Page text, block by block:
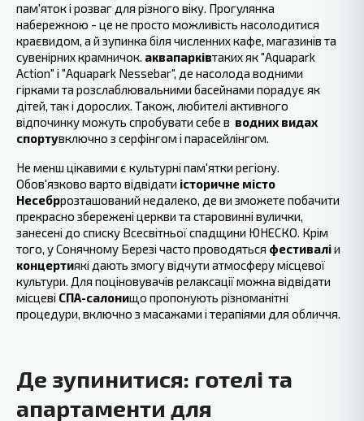
пам'яток і розваг для різного віку. Прогулянка
набережною - це не просто можливість насолодитися
краєвидом, а й зупинка біля численних кафе, магазинів та
сувенірних крамничок. аквапарківтаких як "Aquapark
Action" і "Aquapark Nessebar", де насолода водними
гірками та розслаблювальними басейнами порадує як
дітей, так і дорослих. Також, любителі активного
відпочинку можуть спробувати себе в ‍ водних видах
спортувключно з серфінгом і парасейлінгом.
Не менш цікавими є культурні пам'ятки регіону.
Обов'язково варто відвідати історичне місто
Несебррозташований недалеко, де ви зможете побачити
прекрасно збережені церкви та старовинні вулички,
занесені до списку Всесвітньої спадщини ЮНЕСКО. Крім
того, у Сонячному Березі часто проводяться фестиваліи‍
концертиякі дають змогу відчути атмосферу місцевої
культури. Для поціновувачів релаксації можна відвідати
місцеві СПА-салонищо пропонують різноманітні
процедури, включно з масажами і терапіями для обличчя.
Де зупинитися: готелі та
апартаменти для